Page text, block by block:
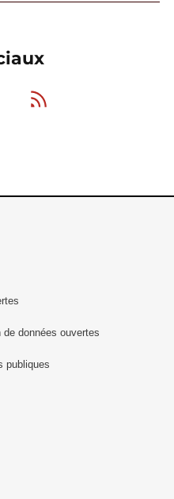
Github
de données ouvertes
publiques